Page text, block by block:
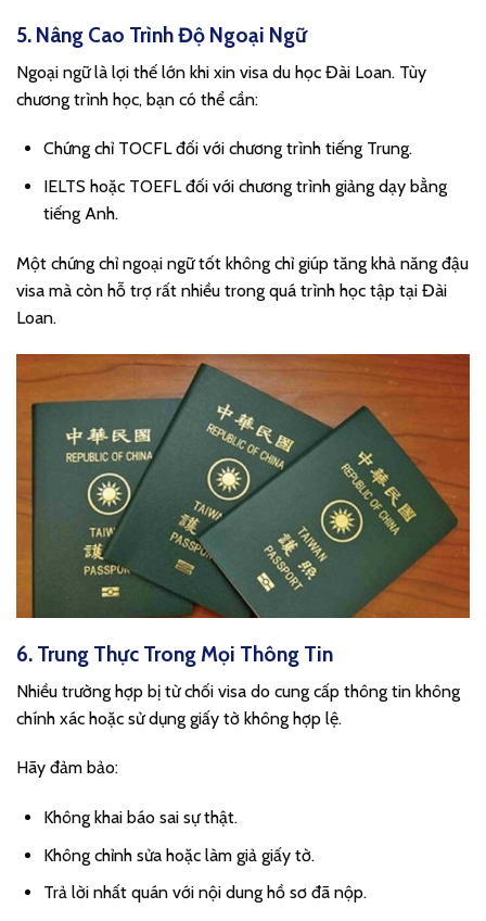
5. Nâng Cao Trình Độ Ngoại Ngữ
Ngoại ngữ là lợi thế lớn khi xin visa du học Đài Loan. Tùy
chương trình học, bạn có thể cần:
Chứng chỉ TOCFL đối với chương trình tiếng Trung.
IELTS hoặc TOEFL đối với chương trình giảng dạy bằng
tiếng Anh.
Một chứng chỉ ngoại ngữ tốt không chỉ giúp tăng khả năng đậu
visa mà còn hỗ trợ rất nhiều trong quá trình học tập tại Đài
Loan.
6. Trung Thực Trong Mọi Thông Tin
Nhiều trường hợp bị từ chối visa do cung cấp thông tin không
chính xác hoặc sử dụng giấy tờ không hợp lệ.
Hãy đảm bảo:
Không khai báo sai sự thật.
Không chỉnh sửa hoặc làm giả giấy tờ.
Trả lời nhất quán với nội dung hồ sơ đã nộp.